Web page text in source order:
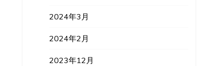
2024年3月
2024年2月
2023年12月